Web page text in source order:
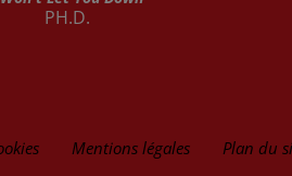
PH.D.
Mentions légales Plan du